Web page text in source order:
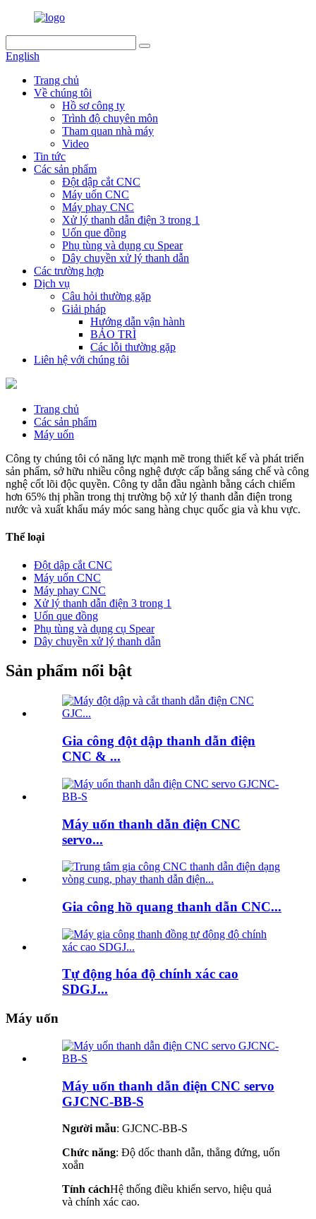
English
Trang chủ
Về chúng tôi
Hồ sơ công ty
Trình độ chuyên môn
Tham quan nhà máy
Video
Tin tức
Các sản phẩm
Đột dập cắt CNC
Máy uốn CNC
Máy phay CNC
Xử lý thanh dẫn điện 3 trong 1
Uốn que đồng
Phụ tùng và dụng cụ Spear
Dây chuyền xử lý thanh dẫn
Các trường hợp
Dịch vụ
Câu hỏi thường gặp
Giải pháp
Hướng dẫn vận hành
BẢO TRÌ
Các lỗi thường gặp
Liên hệ với chúng tôi
Trang chủ
Các sản phẩm
Máy uốn
Công ty chúng tôi có năng lực mạnh mẽ trong thiết kế và phát triển
sản phẩm, sở hữu nhiều công nghệ được cấp bằng sáng chế và công
nghệ cốt lõi độc quyền. Công ty dẫn đầu ngành bằng cách chiếm
hơn 65% thị phần trong thị trường bộ xử lý thanh dẫn điện trong
nước và xuất khẩu máy móc sang hàng chục quốc gia và khu vực.
Thể loại
Đột dập cắt CNC
Máy uốn CNC
Máy phay CNC
Xử lý thanh dẫn điện 3 trong 1
Uốn que đồng
Phụ tùng và dụng cụ Spear
Dây chuyền xử lý thanh dẫn
Sản phẩm nổi bật
Gia công đột dập thanh dẫn điện
CNC & ...
Máy uốn thanh dẫn điện CNC
servo...
Gia công hồ quang thanh dẫn CNC...
Tự động hóa độ chính xác cao
SDGJ...
Máy uốn
Máy uốn thanh dẫn điện CNC servo
GJCNC-BB-S
Người mẫu: GJCNC-BB-S
Chức năng: Độ dốc thanh dẫn, thẳng đứng, uốn
xoắn
Tính cáchHệ thống điều khiển servo, hiệu quả
và chính xác cao.